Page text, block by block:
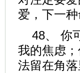
爱，下一
48、 你
我的焦虑
法留在角